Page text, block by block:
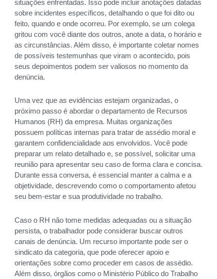
situações enfrentadas. Isso pode incluir anotações datadas
sobre incidentes específicos, detalhando o que foi dito ou
feito, quando e onde ocorreu. Por exemplo, se um colega
gritou com você diante dos outros, anote a data, o horário e
as circunstâncias. Além disso, é importante coletar nomes
de possíveis testemunhas que viram o acontecido, pois
seus depoimentos podem ser valiosos no momento da
denúncia.
Uma vez que as evidências estejam organizadas, o
próximo passo é abordar o departamento de Recursos
Humanos (RH) da empresa. Muitas organizações
possuem políticas internas para tratar de assédio moral e
garantem confidencialidade aos envolvidos. Você pode
preparar um relato detalhado e, se possível, solicitar uma
reunião para apresentar seu caso de forma clara e concisa.
Durante essa conversa, é essencial manter a calma e a
objetividade, descrevendo como o comportamento afetou
seu bem-estar e sua produtividade no trabalho.
Caso o RH não tome medidas adequadas ou a situação
persista, o trabalhador pode considerar buscar outros
canais de denúncia. Um recurso importante pode ser o
sindicato da categoria, que pode oferecer apoio e
orientações sobre como proceder em casos de assédio.
Além disso, órgãos como o Ministério Público do Trabalho